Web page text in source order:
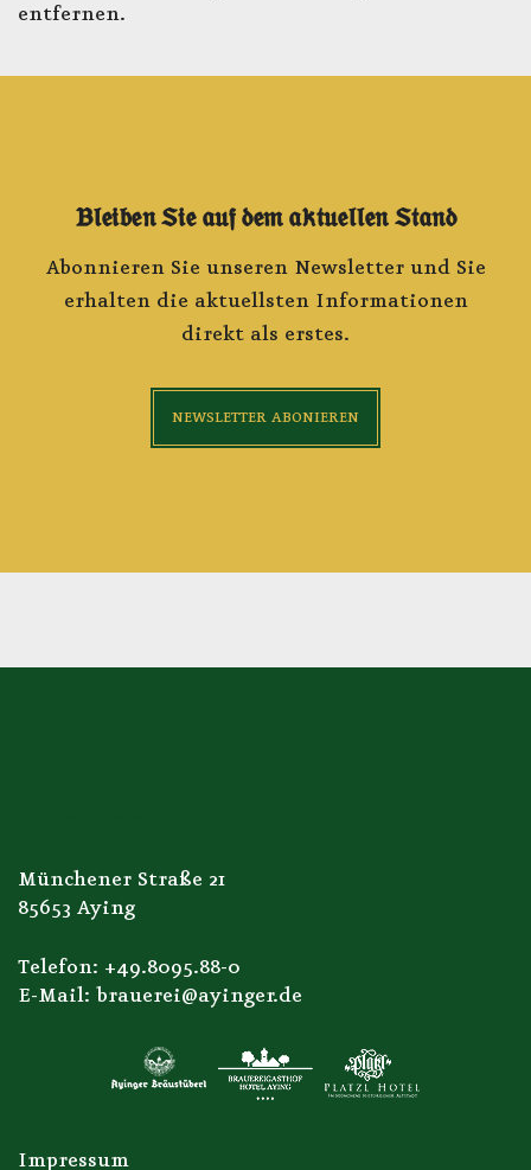
entfernen.
Bleiben Sie auf dem aktuellen Stand
Abonnieren Sie unseren Newsletter und Sie
erhalten die aktuellsten Informationen
direkt als erstes.
NEWSLETTER ABONIEREN
Münchener Straße 21
85653 Aying
Telefon: +49.8095.88-0
E-Mail: brauerei@ayinger.de
Impressum